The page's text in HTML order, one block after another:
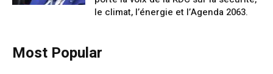
le climat, l’énergie et l’Agenda 2063.
Most Popular